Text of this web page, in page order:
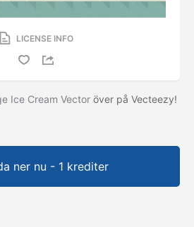
LICENSE INFO
Ice Cream Vector över på Vecteezy!
ner nu - 1 krediter